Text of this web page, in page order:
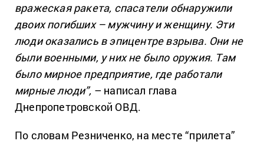
вражеская ракета, спасатели обнаружили
двоих погибших – мужчину и женщину. Эти
люди оказались в эпицентре взрыва. Они не
были военными, у них не было оружия. Там
было мирное предприятие, где работали
мирные люди”, – написал глава
Днепропетровской ОВД.
По словам Резниченко, на месте “прилета”